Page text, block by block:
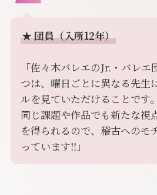
★団員（入所12年）
「佐々木バレエのJr.・バレ
つは、曜日ごとに異なる先生
ルを見ていただけることです。
同じ課題や作品でも新たな視
を得られるので、稽古へのモ
っています‼︎」